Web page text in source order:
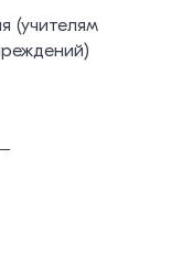
(учителям